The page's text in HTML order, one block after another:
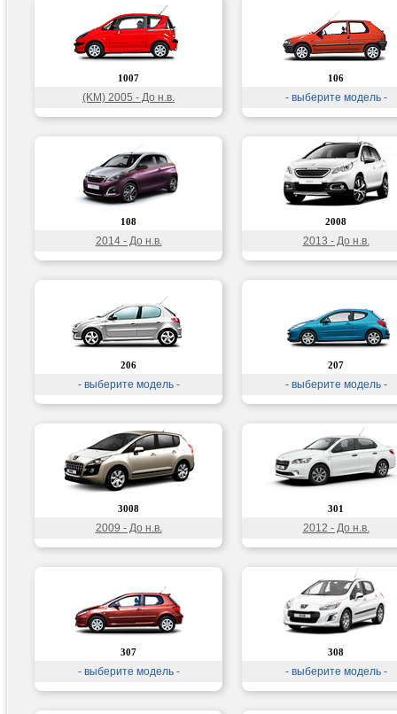
1007
(KM) 2005 - До н.в.
106
- выберите модель -
108
2014 - До н.в.
2008
2013 - До н.в.
206
- выберите модель -
207
- выберите модель -
3008
2009 - До н.в.
301
2012 - До н.в.
307
- выберите модель -
308
- выберите модель -